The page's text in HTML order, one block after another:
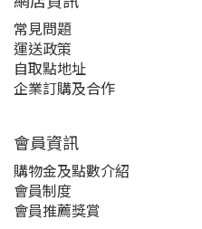
常見問題
運送政策
自取點地址
企業訂購及合作
會員資訊
購物金及點數介紹
會員制度
會員推薦獎賞